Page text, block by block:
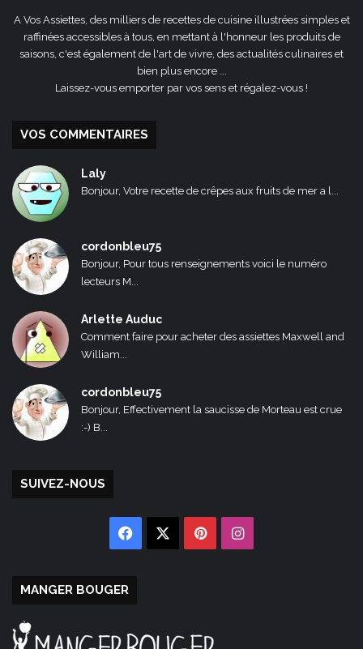
A Vos Assiettes, des milliers de recettes de cuisine illustrées simples et
raffinées accessibles à tous, en mettant à l'honneur les produits de
saisons, c'est également de l'art de vivre, des actualités culinaires et
bien plus encore ...
Laissez-vous emporter par vos sens et régalez-vous !
VOS COMMENTAIRES
Laly
Bonjour, Votre recette de crêpes aux fruits de mer a l...
cordonbleu75
Bonjour, Pour tous renseignements voici le numéro
lecteurs M...
Arlette Auduc
Comment faire pour acheter des assiettes Maxwell and
William...
cordonbleu75
Bonjour, Effectivement la saucisse de Morteau est crue
:-) B...
SUIVEZ-NOUS
Facebook PinterestInstagram
MANGER BOUGER